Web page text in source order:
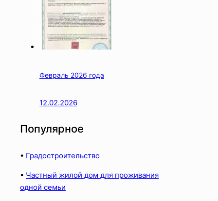
Февраль 2026 года
12.02.2026
Популярное
• Градостроительство
• Частный жилой дом для проживания
одной семьи